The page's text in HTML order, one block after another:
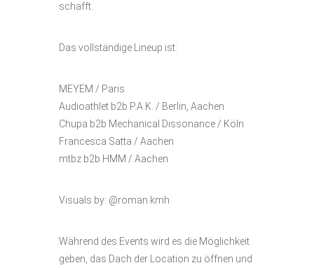
schafft.
Das vollständige Lineup ist:
MEYEM / Paris
Audioathlet b2b P.A.K. / Berlin, Aachen
Chupa b2b Mechanical Dissonance / Köln
Francesca Satta / Aachen
mtbz b2b HMM / Aachen
Visuals by: @roman.kmh
Während des Events wird es die Möglichkeit
geben, das Dach der Location zu öffnen und